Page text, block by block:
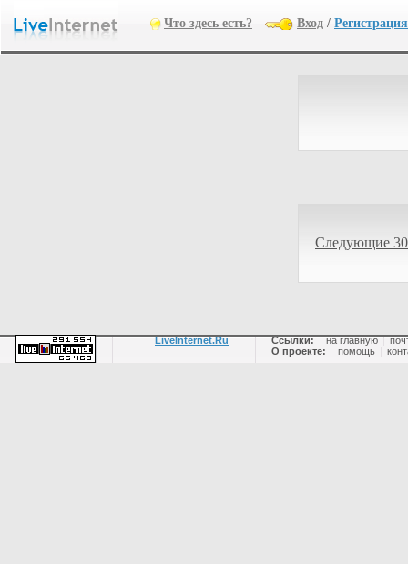
Что здесь есть? Вход / Регистрация
Следующие
LiveInternet.Ru Ссылки: на главную |
О проекте:
помощь